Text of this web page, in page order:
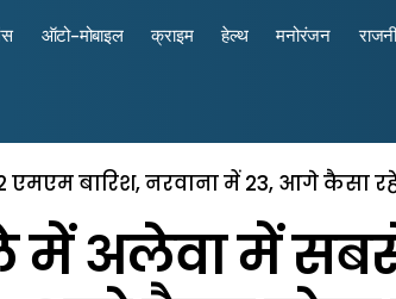
ऑटो-मोबाइल क्राइम हेल्थ मनोरंजन
बारिश, नरवाना में 23, आगे कैसा
में अलेवा में सबसे